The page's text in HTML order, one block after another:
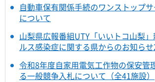
自動車保有関係手続のワンストップサ
について
山梨県広報番組UTY「いいトコ山梨
ルス感染症に関する県からのお知ら
令和8年度自家用電気工作物の保安管
る一般競争入札について（全41施設）